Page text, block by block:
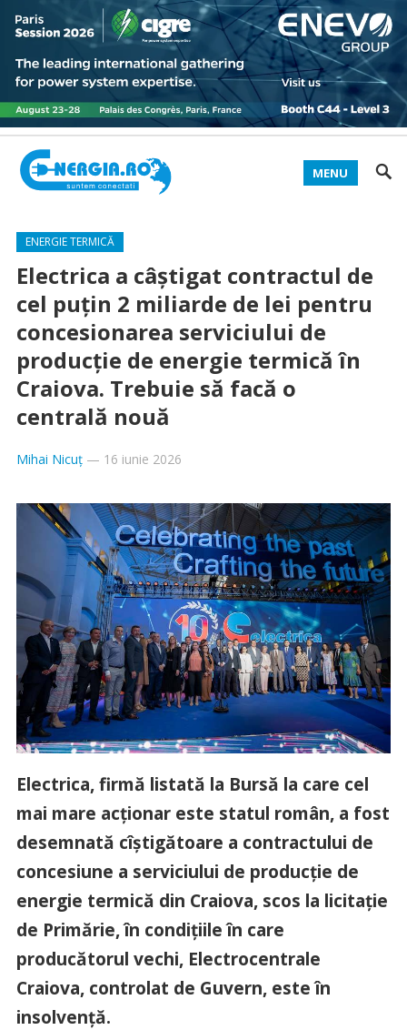
MENU
ENERGIE TERMICĂ
Electrica a câștigat contractul de
cel puțin 2 miliarde de lei pentru
concesionarea serviciului de
producție de energie termică în
Craiova. Trebuie să facă o
centrală nouă
Mihai Nicuț— 16 iunie 2026
Electrica, firmă listată la Bursă la care cel
mai mare acționar este statul român, a fost
desemnată cîștigătoare a contractului de
concesiune a serviciului de producție de
energie termică din Craiova, scos la licitație
de Primărie, în condițiile în care
producătorul vechi, Electrocentrale
Craiova, controlat de Guvern, este în
insolvență.